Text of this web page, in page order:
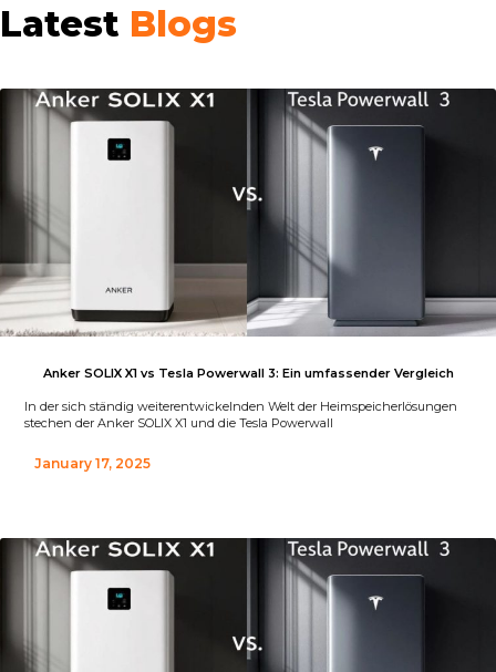
Latest Blogs
Anker SOLIX X1 vs Tesla Powerwall 3: Ein umfassender Vergleich
In der sich ständig weiterentwickelnden Welt der Heimspeicherlösungen
stechen der Anker SOLIX X1 und die Tesla Powerwall
January 17, 2025